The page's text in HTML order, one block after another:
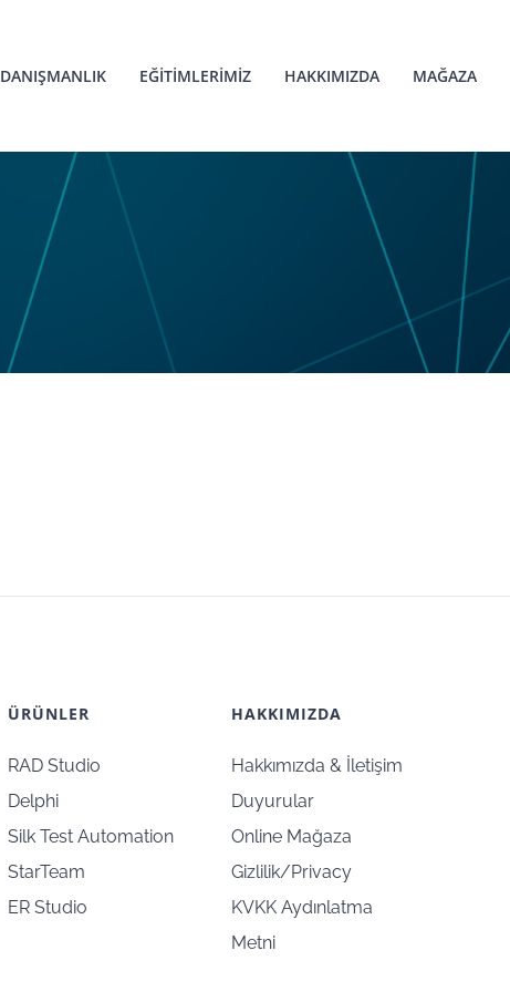
DANIŞMANLIK EĞİTİMLERİMİZ HAKKIMIZDA MAĞAZA
ÜRÜNLER
RAD Studio
Delphi
Silk Test Automation
StarTeam
ER Studio
HAKKIMIZDA
Hakkımızda & İletişim
Duyurular
Online Mağaza
Gizlilik/Privacy
KVKK Aydınlatma
Metni